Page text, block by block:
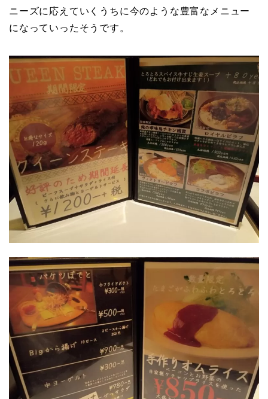
ニーズに応えていくうちに今のような豊富なメニュー
になっていったそうです。